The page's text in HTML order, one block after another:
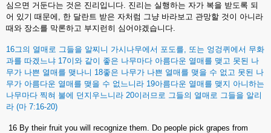
심으면 거둔다는 것은 진리입니다. 진리는 실행하는 자가 복을 받도록 되
어 있기 때문에 , 한 달란트 받은 자처럼 그냥 바라보고 관망할 것이 아니라
때와 장소를 막론하고 부지런히 심어야겠습니다.
16그의 열매로 그들을 알찌니 가시나무에서 포도를, 또는 엉겅퀴에서 무화
과를 따겠느냐 17이와 같이 좋은 나무마다 아름다운 열매를 맺고 못된 나
무가 나쁜 열매를 맺나니 18좋은 나무가 나쁜 열매를 맺을 수 없고 못된 나
무가 아름다운 열매를 맺을 수 없느니라 19아름다운 열매를 맺지 아니하는
나무마다 찍혀 불에 던지우느니라 20이러므로 그들의 열매로 그들을 알리
라 (마 7:16-20)
16 By their fruit you will recognize them. Do people pick grapes from